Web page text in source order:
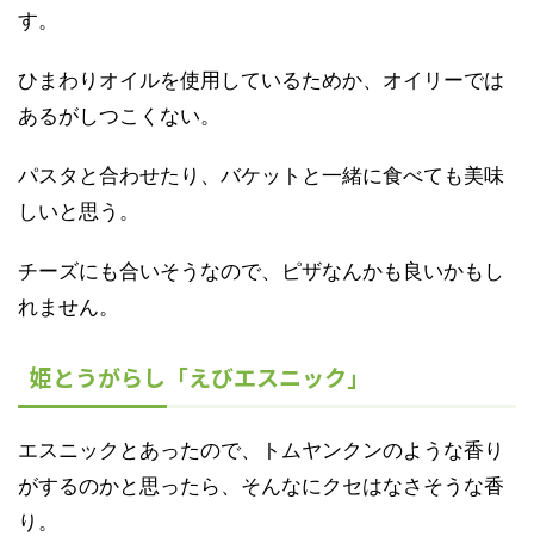
す。
ひまわりオイルを使用しているためか、オイリーでは
あるがしつこくない。
パスタと合わせたり、バケットと一緒に食べても美味
しいと思う。
チーズにも合いそうなので、ピザなんかも良いかもし
れません。
姫とうがらし「えびエスニック」
エスニックとあったので、トムヤンクンのような香り
がするのかと思ったら、そんなにクセはなさそうな香
り。